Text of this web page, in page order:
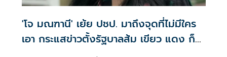
'โจ มณฑานี' เย้ย ปชป. มาถึงจุดที่ไม่มีใคร
เอา กระแสข่าวตั้งรัฐบาลส้ม เขียว แดง ก็